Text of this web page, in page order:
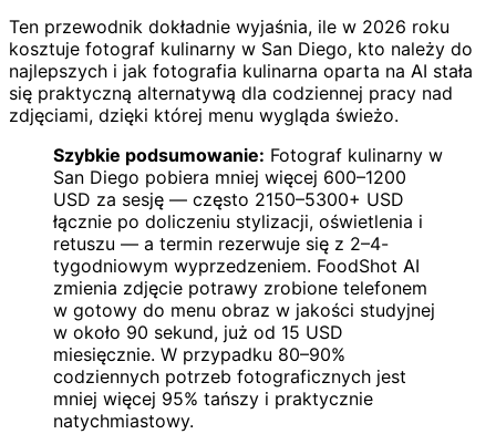
Ten przewodnik dokładnie wyjaśnia, ile w 2026 roku
kosztuje fotograf kulinarny w San Diego, kto należy do
najlepszych i jak fotografia kulinarna oparta na AI stała
się praktyczną alternatywą dla codziennej pracy nad
zdjęciami, dzięki której menu wygląda świeżo.
Szybkie podsumowanie: Fotograf kulinarny w
San Diego pobiera mniej więcej 600–1200
USD za sesję — często 2150–5300+ USD
łącznie po doliczeniu stylizacji, oświetlenia i
retuszu — a termin rezerwuje się z 2–4-
tygodniowym wyprzedzeniem. FoodShot AI
zmienia zdjęcie potrawy zrobione telefonem
w gotowy do menu obraz w jakości studyjnej
w około 90 sekund, już od 15 USD
miesięcznie. W przypadku 80–90%
codziennych potrzeb fotograficznych jest
mniej więcej 95% tańszy i praktycznie
natychmiastowy.